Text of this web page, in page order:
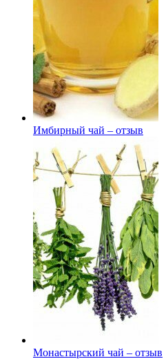
Имбирный чай – отзыв
Монастырский чай – отзыв